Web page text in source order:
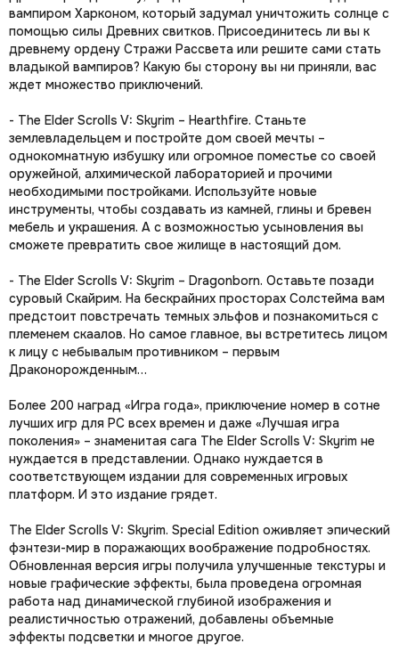
вампиром Харконом, который задумал уничтожить солнце с
помощью силы Древних свитков. Присоединитесь ли вы к
древнему ордену Стражи Рассвета или решите сами стать
владыкой вампиров? Какую бы сторону вы ни приняли, вас
ждет множество приключений.
- The Elder Scrolls V: Skyrim – Hearthfire. Станьте
землевладельцем и постройте дом своей мечты –
однокомнатную избушку или огромное поместье со своей
оружейной, алхимической лабораторией и прочими
необходимыми постройками. Используйте новые
инструменты, чтобы создавать из камней, глины и бревен
мебель и украшения. А с возможностью усыновления вы
сможете превратить свое жилище в настоящий дом.
- The Elder Scrolls V: Skyrim – Dragonborn. Оставьте позади
суровый Скайрим. На бескрайних просторах Солстейма вам
предстоит повстречать темных эльфов и познакомиться с
племенем скаалов. Но самое главное, вы встретитесь лицом
к лицу с небывалым противником – первым
Драконорожденным…
Более 200 наград «Игра года», приключение номер в сотне
лучших игр для PC всех времен и даже «Лучшая игра
поколения» – знаменитая сага The Elder Scrolls V: Skyrim не
нуждается в представлении. Однако нуждается в
соответствующем издании для современных игровых
платформ. И это издание грядет.
The Elder Scrolls V: Skyrim. Special Edition оживляет эпический
фэнтези-мир в поражающих воображение подробностях.
Обновленная версия игры получила улучшенные текстуры и
новые графические эффекты, была проведена огромная
работа над динамической глубиной изображения и
реалистичностью отражений, добавлены объемные
эффекты подсветки и многое другое.